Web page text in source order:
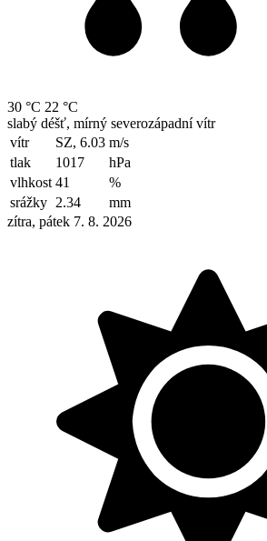
30 °C 22 °C
slabý déšť, mírný severozápadní vítr
vítr
SZ, 6.03 m/s
tlak
1017
hPa
vlhkost 41
%
srážky 2.34
mm
zítra, pátek 7. 8. 2026